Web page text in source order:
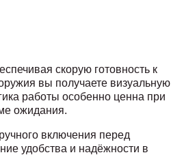
скорую готовность к
вы получаете визуальную
работы особенно ценна при
ожидания.
включения перед
удобства и надёжности в